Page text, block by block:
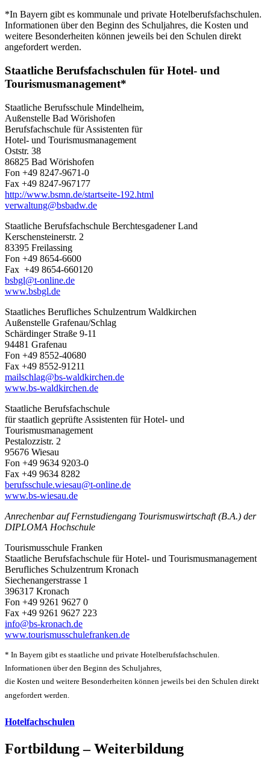
*In Bayern gibt es kommunale und private Hotelberufsfachschulen.
Informationen über den Beginn des Schuljahres, die Kosten und
weitere Besonderheiten können jeweils bei den Schulen direkt
angefordert werden.
Staatliche Berufsfachschulen für Hotel- und
Tourismusmanagement*
Staatliche Berufsschule Mindelheim,
Außenstelle Bad Wörishofen
Berufsfachschule für Assistenten für
Hotel- und Tourismusmanagement
Oststr. 38
86825 Bad Wörishofen
Fon +49 8247-9671-0
Fax +49 8247-967177
http://www.bsmn.de/startseite-192.html
verwaltung@bsbadw.de
Staatliche Berufsfachschule Berchtesgadener Land
Kerschensteinerstr. 2
83395 Freilassing
Fon +49 8654-6600
Fax +49 8654-660120
bsbgl@t-online.de
www.bsbgl.de
Staatliches Berufliches Schulzentrum Waldkirchen
Außenstelle Grafenau/Schlag
Schärdinger Straße 9-11
94481 Grafenau
Fon +49 8552-40680
Fax +49 8552-91211
mailschlag@bs-waldkirchen.de
www.bs-waldkirchen.de
Staatliche Berufsfachschule
für staatlich geprüfte Assistenten für Hotel- und
Tourismusmanagement
Pestalozzistr. 2
95676 Wiesau
Fon +49 9634 9203-0
Fax +49 9634 8282
berufsschule.wiesau@t-online.de
www.bs-wiesau.de
Anrechenbar auf Fernstudiengang Tourismuswirtschaft (B.A.) der
DIPLOMA Hochschule
Tourismusschule Franken
Staatliche Berufsfachschule für Hotel- und Tourismusmanagement
Berufliches Schulzentrum Kronach
Siechenangerstrasse 1
396317 Kronach
Fon +49 9261 9627 0
Fax +49 9261 9627 223
info@bs-kronach.de
www.tourismusschulefranken.de
* In Bayern gibt es staatliche und private Hotelberufsfachschulen.
Informationen über den Beginn des Schuljahres,
die Kosten und weitere Besonderheiten können jeweils bei den Schulen direkt
angefordert werden.
Hotelfachschulen
Fortbildung – Weiterbildung